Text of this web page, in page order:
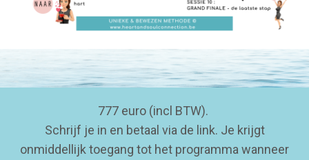
777 euro (incl BTW).
Schrijf je in en betaal via de link. Je krijgt
onmiddellijk toegang tot het programma wanneer